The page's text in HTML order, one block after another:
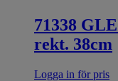
71338
rekt. 38cm
Logga in för pris